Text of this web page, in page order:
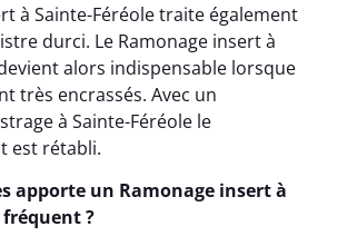
à Sainte-Féréole traite également
durci. Le Ramonage insert à
alors indispensable lorsque
très encrassés. Avec un
à Sainte-Féréole le
est rétabli.
apporte un Ramonage insert à
fréquent ?